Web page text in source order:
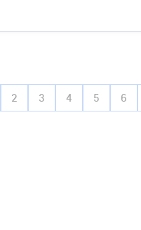
2 3 4 5 6